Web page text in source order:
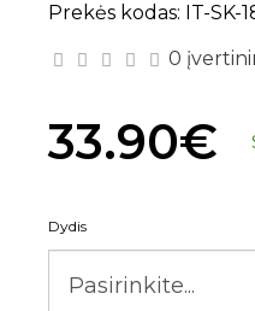
Prekės kodas: IT-SK-
0
33.90€
Dydis